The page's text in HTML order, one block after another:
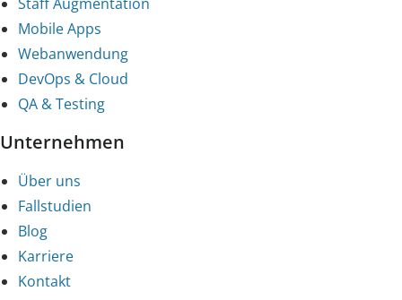
Staff Augmentation
Mobile Apps
Webanwendung
DevOps & Cloud
QA & Testing
Unternehmen
Über uns
Fallstudien
Blog
Karriere
Kontakt